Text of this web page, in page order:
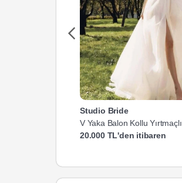
Studio Bride
V Yaka Balon Kollu Yırtmaçlı
Gelinlik
20.000 TL'den itibaren